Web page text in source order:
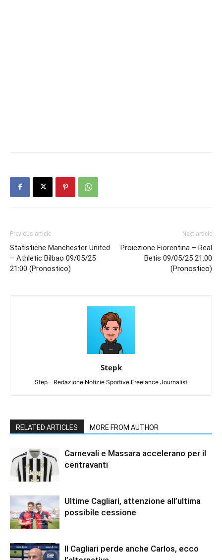
Previous article
Statistiche Manchester United
– Athletic Bilbao 09/05/25
21:00 (Pronostico)
Next article
Proiezione Fiorentina – Real
Betis 09/05/25 21:00
(Pronostico)
Stepk
Step - Redazione Notizie Sportive Freelance Journalist
RELATED ARTICLES MORE FROM AUTHOR
Carnevali e Massara accelerano per il
centravanti
Ultime Cagliari, attenzione all’ultima
possibile cessione
Il Cagliari perde anche Carlos, ecco